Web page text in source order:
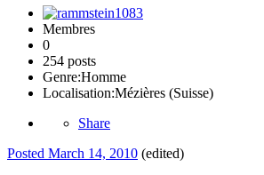
Membres
0
254 posts
Genre:Homme
Localisation:Mézières (Suisse)
Share
Posted March 14, 2010 (edited)